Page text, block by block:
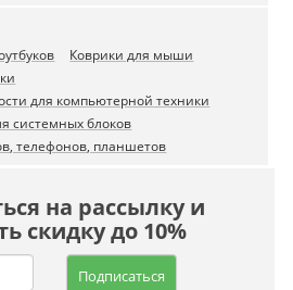
Коврики для мыши
для компьютерной техники
системных блоков
телефонов, планшетов
на рассылку и
скидку до 10%
Подписаться